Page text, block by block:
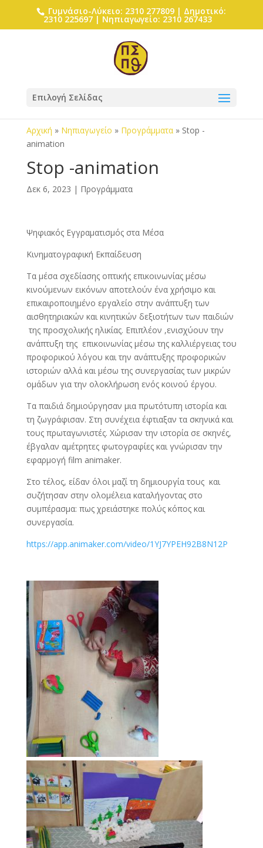
Γυμνάσιο-Λύκειο: 2310 277809 | Δημοτικό:
2310 225697 | Νηπιαγωγείο: 2310 267433
Επιλογή Σελίδας
Αρχική » Νηπιαγωγείο » Προγράμματα» Stop -
animation
Stop -animation
Δεκ 6, 2023 | Προγράμματα
Ψηφιακός Eγγραματισμός στα Mέσα
Κινηματογραφική Εκπαίδευση
Τα μέσα σχεδίασης οπτικής επικοινωνίας μέσω
κινούμενων εικόνων αποτελούν ένα χρήσιμο και
επικαιροποιημένο εργαλείο στην ανάπτυξη των
αισθητηριακών και κινητικών δεξιοτήτων των παιδιών
της προσχολικής ηλικίας. Επιπλέον ,ενισχύουν την
ανάπτυξη της επικοινωνίας μέσω της καλλιέργειας του
προφορικού λόγου και την ανάπτυξης προφορικών
ιστοριών αλλά και μέσω της συνεργασίας των μικρών
ομάδων για την ολοκλήρωση ενός κοινού έργου.
Τα παιδιά δημιούργησαν μια πρωτότυπη ιστορία και
τη ζωγράφισαν. Στη συνέχεια έφτιαξαν τα σκηνικά και
τους πρωταγωνιστές. Χώρισαν την ιστορία σε σκηνές,
έβγαλαν αμέτρητες φωτογραφίες και γνώρισαν την
εφαρμογή film animaker.
Στο τέλος, είδαν όλοι μαζί τη δημιουργία τους και
συζήτησαν στην ολομέλεια καταλήγοντας στο
συμπέρασμα: πως χρειάστηκε πολύς κόπος και
συνεργασία.
https://app.animaker.com/video/1YJ7YPEH92B8N12P